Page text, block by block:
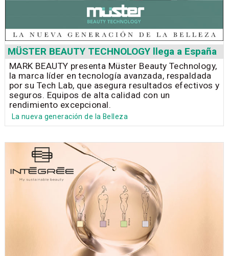
MÜSTER BEAUTY TECHNOLOGY llega a España
MARK BEAUTY presenta Müster Beauty Technology,
la marca líder en tecnología avanzada, respaldada
por su Tech Lab, que asegura resultados efectivos y
seguros. Equipos de alta calidad con un
rendimiento excepcional.
La nueva generación de la Belleza